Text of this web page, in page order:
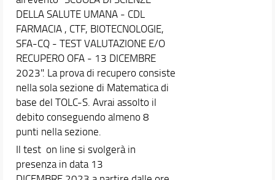
DELLA SALUTE UMANA - CDL
FARMACIA , CTF, BIOTECNOLOGIE,
SFA-CQ - TEST VALUTAZIONE E/O
RECUPERO OFA - 13 DICEMBRE
2023". La prova di recupero consiste
nella sola sezione di Matematica di
base del TOLC-S. Avrai assolto il
debito conseguendo almeno 8
punti nella sezione.
Il test on line si svolgerà in
presenza in data 13